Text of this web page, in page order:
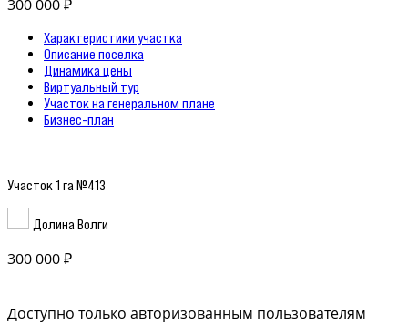
300 000 ₽
Характеристики участка
Описание поселка
Динамика цены
Виртуальный тур
Участок на генеральном плане
Бизнес-план
Участок 1 га №413
Долина Волги
300 000 ₽
Доступно только авторизованным пользователям